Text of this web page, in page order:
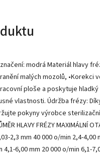
modrá Materiál hlavy
malých mozolů,
ploše a poskytuje
vlastnosti. Údržba frézy:
pokyny výrobce
HLAVY FRÉZY
2,3 mm 40 000 o/min 2,4-
4,1-6,00 mm 20 000 o/min